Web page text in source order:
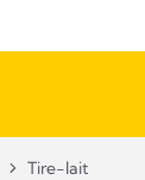
Tire-lait